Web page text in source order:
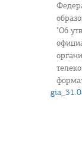
"Об